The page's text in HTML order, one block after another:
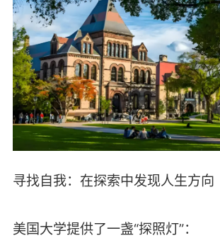
寻找自我：在探索中发现人生方向
美国大学提供了一盏“探照灯”：